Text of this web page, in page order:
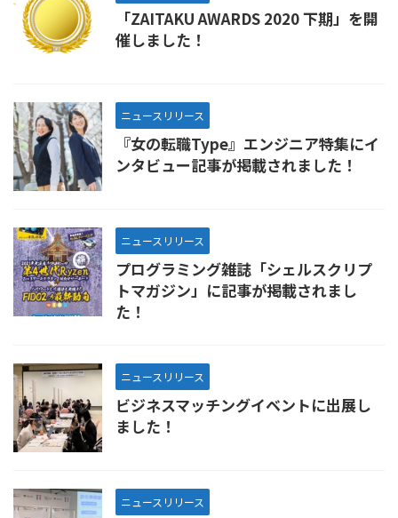
「ZAITAKU AWARDS 2020 下期」を開
催しました！
ニュースリリース
『女の転職Type』エンジニア特集にイ
ンタビュー記事が掲載されました！
ニュースリリース
プログラミング雑誌「シェルスクリプ
トマガジン」に記事が掲載されまし
た！
ニュースリリース
ビジネスマッチングイベントに出展し
ました！
ニュースリリース